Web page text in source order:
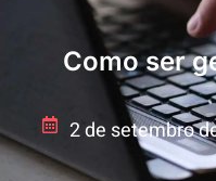
Como ser
2 de setembro